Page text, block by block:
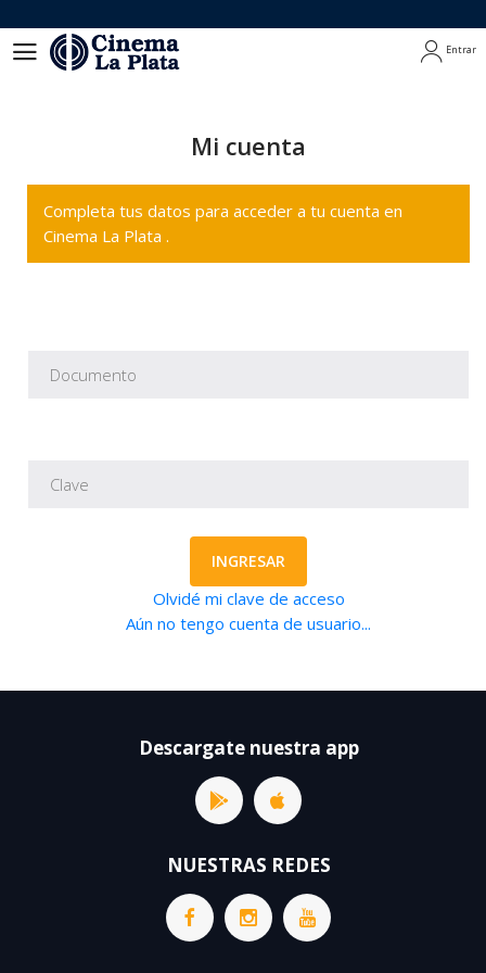
Entrar
Mi cuenta
Completa tus datos para acceder a tu cuenta en
Cinema La Plata .
INGRESAR
Olvidé mi clave de acceso
Aún no tengo cuenta de usuario...
Descargate nuestra app
NUESTRAS REDES